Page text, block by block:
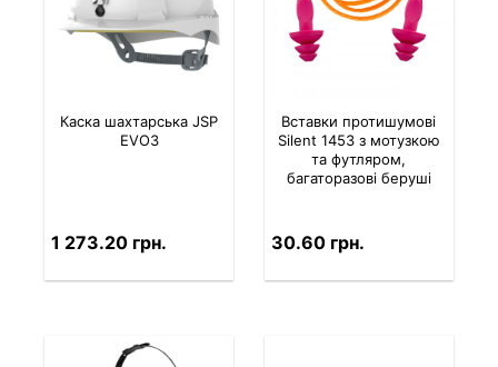
Каска шахтарська JSP
EVO3
1 273.20 грн.
Вставки протишумові
Silent 1453 з мотузкою
та футляром,
багаторазові беруші
30.60 грн.